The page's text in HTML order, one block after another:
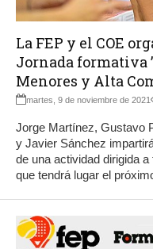
La FEP y el COE
Jornada formativa
Menores y Alta
martes, 9 de noviembre de 2021
Jorge Martínez, Gustavo
y Javier Sánchez
de una actividad dirigida
que tendrá lugar el